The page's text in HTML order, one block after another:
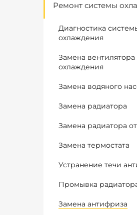
Ремонт системы
Диагностика
охлаждения
Замена вентилятора
охлаждения
Замена водяного
Замена радиатора
Замена радиатора
Замена термостата
Устранение течи
Промывка
Замена антифриза